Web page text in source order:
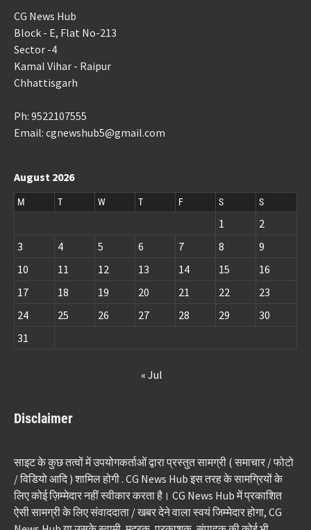
CG News Hub
Block - E, Flat No-213
Sector -4
Kamal Vihar - Raipur
Chhattisgarh
Ph: 9522107555
Email: cgnewshub5@gmail.com
August 2026
M T W T F S S
1
2
3
4 5 6 7 8
9
10
11 12 13 14 15
16
17
18 19 20 21 22
23
24
25 26 27 28 29
30
31
« Jul
Disclaimer
साइट के कुछ तत्वों में उपयोगकर्ताओं द्वारा प्रस्तुत सामग्री ( समाचार / फोटो
/ विडियो आदि ) शामिल होगी . CG News Hub इस तरह के सामग्रियों के
लिए कोई ज़िम्मेदार नहीं स्वीकार करता है। CG News Hub में प्रकाशित
ऐसी सामग्री के लिए संवाददाता / खबर देने वाला स्वयं जिम्मेदार होगा, CG